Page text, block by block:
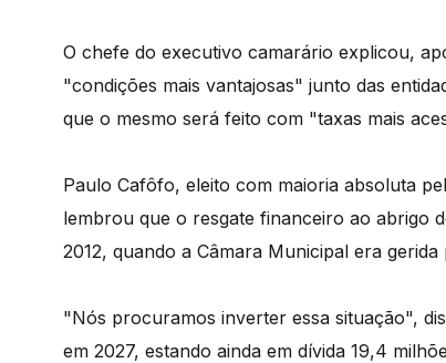
O chefe do executivo camarário explicou,
"condições mais vantajosas" junto das
que o mesmo será feito com "taxas mais
Paulo Cafôfo, eleito com maioria absoluta
lembrou que o resgate financeiro ao abrigo
2012, quando a Câmara Municipal era
"Nós procuramos inverter essa situação",
em 2027, estando ainda em dívida 19,4